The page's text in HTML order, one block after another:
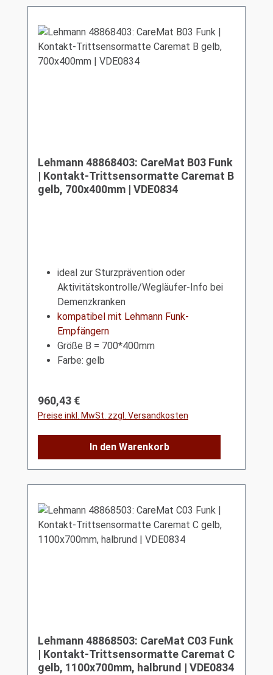
Lehmann 48868403: CareMat B03 Funk
| Kontakt-Trittsensormatte Caremat B
gelb, 700x400mm | VDE0834
ideal zur Sturzprävention oder
Aktivitätskontrolle/Wegläufer-Info bei
Demenzkranken
kompatibel mit Lehmann Funk-
Empfängern
Größe B = 700*400mm
Farbe: gelb
Regulärer Preis:
960,43 €
Preise inkl. MwSt. zzgl. Versandkosten
In den Warenkorb
Lehmann 48868503: CareMat C03 Funk
| Kontakt-Trittsensormatte Caremat C
gelb, 1100x700mm, halbrund | VDE0834